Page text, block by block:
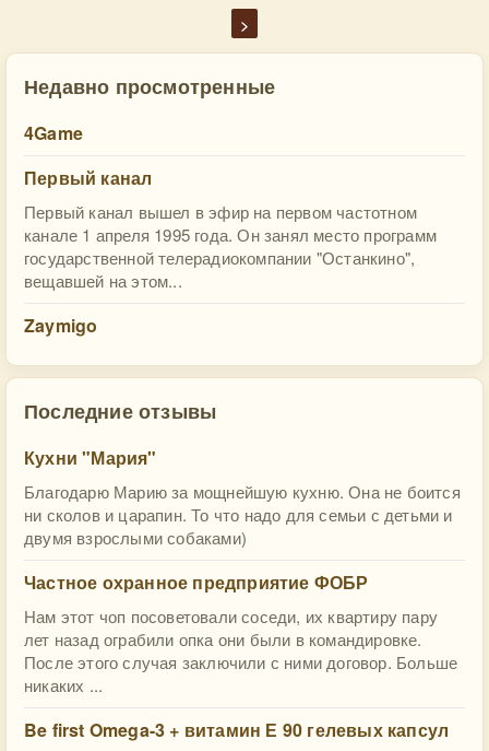
>
Недавно просмотренные
4Game
Первый канал
Первый канал вышел в эфир на первом частотном
канале 1 апреля 1995 года. Он занял место программ
государственной телерадиокомпании "Останкино",
вещавшей на этом...
Zaymigo
Последние отзывы
Кухни "Мария"
Благодарю Марию за мощнейшую кухню. Она не боится
ни сколов и царапин. То что надо для семьи с детьми и
двумя взрослыми собаками)
Частное охранное предприятие ФОБР
Нам этот чоп посоветовали соседи, их квартиру пару
лет назад ограбили опка они были в командировке.
После этого случая заключили с ними договор. Больше
никаких ...
Be first Omega-3 + витамин Е 90 гелевых капсул